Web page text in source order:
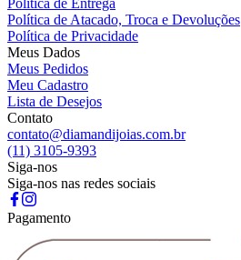
Política de Entrega
Política de Atacado, Troca e Devoluções
Política de Privacidade
Meus Dados
Meus Pedidos
Meu Cadastro
Lista de Desejos
Contato
contato@diamandijoias.com.br
(11) 3105-9393
Siga-nos
Siga-nos nas redes sociais
Pagamento